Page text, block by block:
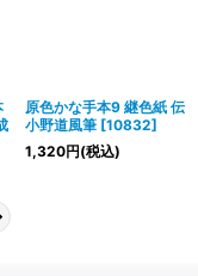
原色かな手本9 継色紙 伝
小野道風筆 [10832]
1,320円(税込)